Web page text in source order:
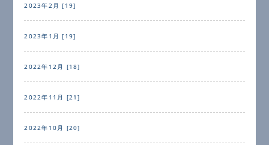
2023年2月 [19]
2023年1月 [19]
2022年12月 [18]
2022年11月 [21]
2022年10月 [20]